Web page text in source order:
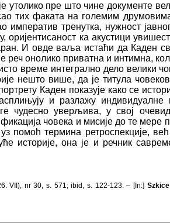
пре што чине документе
тих факата на големим
императив тренутка, нужност
ка акустици
И овде ваља истаћи да Каден
онолико приватна и интимна,
време интегрално дело велики
нешто више, да је титула
Каден показује како се
и разлажу
чудесно уверљива, у свој
човека и мисије до те мере
помоћ термина ретроспекције,
историје, она је и речник
VII), nr 30, s. 571; ibid, s. 122-123. – [In:]